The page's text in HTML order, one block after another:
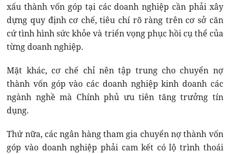
xấu thành vốn góp tại các doanh nghiệp cần phải xây
dựng quy định cơ chế, tiêu chí rõ ràng trên cơ sở căn
cứ tình hình sức khỏe và triển vọng phục hồi cụ thể của
từng doanh nghiệp.
Mặt khác, cơ chế chỉ nên tập trung cho chuyển nợ
thành vốn góp vào các doanh nghiệp kinh doanh các
ngành nghề mà Chính phủ ưu tiên tăng trưởng tín
dụng.
Thứ nữa, các ngân hàng tham gia chuyển nợ thành vốn
góp vào doanh nghiệp phải cam kết có lộ trình thoái